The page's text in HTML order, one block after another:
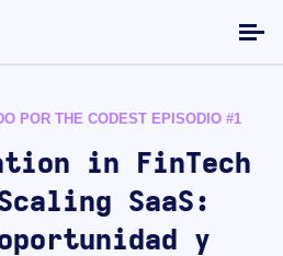
POR THE CODEST EPISODIO #1
in FinTech
SaaS:
y